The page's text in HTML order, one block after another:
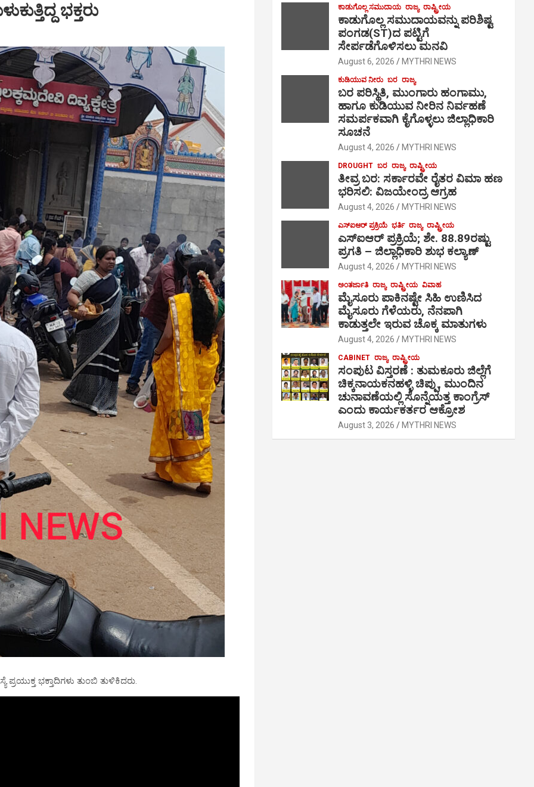
ಭಕ್ತರು
ಭಕ್ತಾದಿಗಳು ತುಂಬಿ ತುಳಿಕಿದರು.
ಕಾಡುಗೊಲ್ಲ ಸಮುದಾಯ ರಾಜ್ಯ ರಾಷ್ಟ್ರೀಯ
ಕಾಡುಗೊಲ್ಲ ಸಮುದಾಯವನ್ನು ಪರಿಶಿಷ್ಟ
ಪಂಗಡ(ST)ದ ಪಟ್ಟಿಗೆ
ಸೇರ್ಪಡೆಗೊಳಿಸಲು ಮನವಿ
August 6, 2026 MYTHRI NEWS
ಕುಡಿಯುವ ನೀರು ಬರ ರಾಜ್ಯ
ಬರ ಪರಿಸ್ಥಿತಿ, ಮುಂಗಾರು ಹಂಗಾಮು,
ಹಾಗೂ ಕುಡಿಯುವ ನೀರಿನ ನಿರ್ವಹಣೆ
ಸಮರ್ಪಕವಾಗಿ ಕೈಗೊಳ್ಳಲು ಜಿಲ್ಲಾಧಿಕಾರಿ
ಸೂಚನೆ
August 4, 2026 MYTHRI NEWS
DROUGHT ಬರ ರಾಜ್ಯ ರಾಷ್ಟ್ರೀಯ
ತೀವ್ರ ಬರ: ಸರ್ಕಾರವೇ ರೈತರ ವಿಮಾ ಹಣ
ಭರಿಸಲಿ: ವಿಜಯೇಂದ್ರ ಆಗ್ರಹ
August 4, 2026 MYTHRI NEWS
ಎಸ್‍ಐಆರ್ ಪ್ರಕ್ರಿಯೆ ಭರ್ತಿ ರಾಜ್ಯ ರಾಷ್ಟ್ರೀಯ
ಎಸ್‍ಐಆರ್ ಪ್ರಕ್ರಿಯೆ; ಶೇ. 88.89ರಷ್ಟು
ಪ್ರಗತಿ – ಜಿಲ್ಲಾಧಿಕಾರಿ ಶುಭ ಕಲ್ಯಾಣ್
August 4, 2026 MYTHRI NEWS
ಅಂತರ್ಜಾತಿ ರಾಜ್ಯ ರಾಷ್ಟ್ರೀಯ ವಿವಾಹ
ಮೈಸೂರು ಪಾಕಿನಷ್ಟೇ ಸಿಹಿ ಉಣಿಸಿದ
ಮೈಸೂರು ಗೆಳೆಯರು, ನೆನಪಾಗಿ
ಕಾಡುತ್ತಲೇ ಇರುವ ಚೊಕ್ಕ ಮಾತುಗಳು
August 4, 2026 MYTHRI NEWS
CABINET ರಾಜ್ಯ ರಾಷ್ಟ್ರೀಯ
ಸಂಪುಟ ವಿಸ್ತರಣೆ : ತುಮಕೂರು ಜಿಲ್ಲೆಗೆ
ಚಿಕ್ಕನಾಯಕನಹಳ್ಳಿ ಚಿಪ್ಪು, ಮುಂದಿನ
ಚುನಾವಣೆಯಲ್ಲಿ ಸೊನ್ನೆಯತ್ತ ಕಾಂಗ್ರೆಸ್
ಎಂದು ಕಾರ್ಯಕರ್ತರ ಆಕ್ರೋಶ
August 3, 2026 MYTHRI NEWS